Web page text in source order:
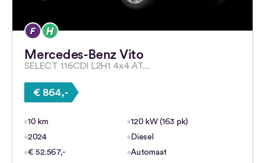
Mercedes-Benz Vito
SELECT 116CDI L2H1 4x4 AT...
€ 864,-
10 km
120 kW (163 pk)
2024
Diesel
€ 52.567,-
Automaat